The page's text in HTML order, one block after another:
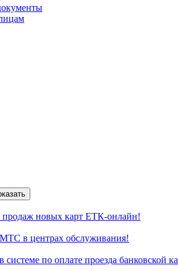
продаж новых карт ЕТК-онлайн!
в центрах обслуживания!
системе по оплате проезда банковской